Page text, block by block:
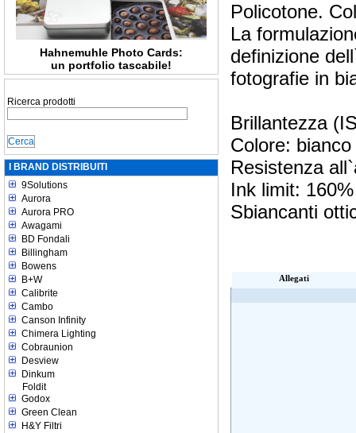
Hahnemuhle Photo Cards:
un portfolio tascabile!
Ricerca prodotti
I BRAND DISTRIBUITI
9Solutions
Aurora
Aurora PRO
Awagami
BD Fondali
Billingham
Bowens
B+W
Calibrite
Cambo
Canson Infinity
Chimera Lighting
Cobraunion
Desview
Dinkum
Foldit
Godox
Green Clean
H&Y Filtri
Policotone.
La
definizione
fotografie in
Brillantezza
Colore:
Resistenza
Ink limit: 160%
Sbiancanti
Allegati